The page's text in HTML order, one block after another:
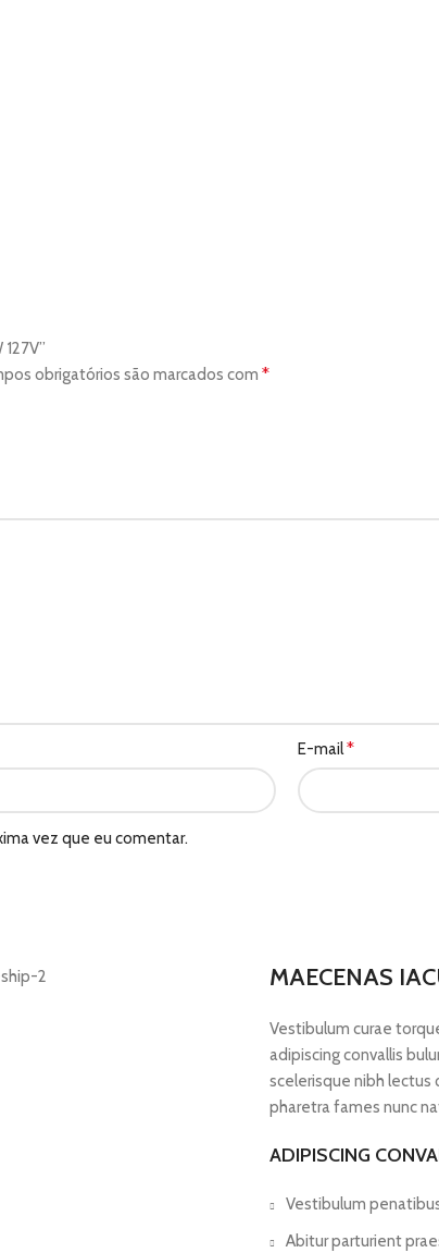
obrigatórios são marcados com *
E-mail*
vez que eu comentar.
MAECENAS
Vestibulum curae
adipiscing convallis
scelerisque nibh
pharetra fames nunc
ADIPISCING
Vestibulum
Abitur parturient